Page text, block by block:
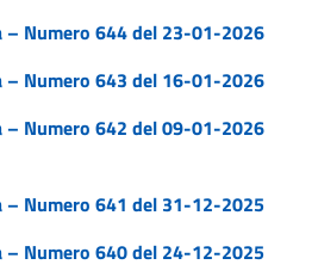
Numero 644 del 23-01-2026
Numero 643 del 16-01-2026
Numero 642 del 09-01-2026
Numero 641 del 31-12-2025
Numero 640 del 24-12-2025